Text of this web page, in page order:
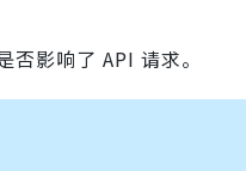
影响了 API 请求。